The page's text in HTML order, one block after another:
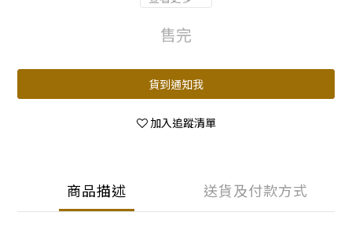
售完
貨到通知我
加入追蹤清單
商品描述 送貨及付款方式